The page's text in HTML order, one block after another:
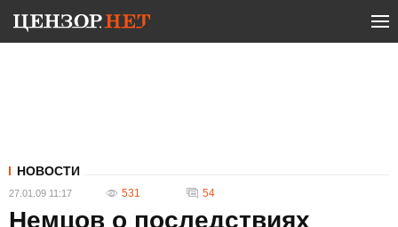
НОВОСТИ
27.01.09 11:17 531 54
Немцов о последствиях